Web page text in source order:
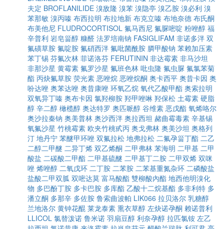
夫定 BROFLANILIDE 溴敌隆 溴苯 溴隐亭 溴乙胺 溴必利 溴
苯那敏 溴丙嗪 布西拉明 布拉地新 布克立嗪 布地奈德 布氏酮
布美他尼 FLUDROCORTISOL 氟马西尼 氟脲嘧啶 粉唑醇 福
辛普利 岩皂甾醇 糠醛 法罗培南钠 FASIGLIFAM 非诺多泮 双
氟磺草胺 氟啶胺 氟硝西泮 氟吡菌酰胺 膦甲酸钠 苯赖加压素
苯丁锡 芬氟次林 菲诺洛芬 FERUTININ 非达霉素 非马沙坦
非那沙星 黄霉素 氟罗沙星 氟班色林 吡虫隆 氟虫脲 氟氯苯菊
酯 丙炔氟草胺 荧光素 恶唑烷 恶唑烷酮 奥卡西平 奥昔卡因 奥
吩达唑 奥苯达唑 奥昔康唑 环氧乙烷 氧代乙酸甲酯 奥索拉明
双氧异丁嗪 奥布卡因 氯羟柳胺 羟甲唑啉 羟保松 土霉素 硬脂
醇 辛二醇 橄榄醇 奥达特罗 奥匹哌醇 谷维素 恶戊酯 氧烯咯尔
奥沙拉秦钠 奥美普林 奥沙西泮 奥拉西坦 赭曲霉毒素 辛基锡
氧氟沙星 竹桃霉素 欧夹竹桃甙丙 奥戈弗林 奥美沙坦 奥格列
汀 地丹宁 苯醚甲环唑 双氟拉松 地弗拉松 二氟孕甾丁酯 二乙
二醇二甲醚 二异丁烯 双乙烯酮 二甲弗林 苯海明 二甲基 二甲
酸盐 二碳酸二甲酯 二甲基硫醚 二甲基丁二胺 二甲双烯 双咪
唑 烯唑醇 二氧戊环 二丁胺 二苯胺 二苯基重氮杂环 二磷酸盐
盐酸二甲双胍 双嘧达莫 富马酸酯 雙柳酸內酯 地西他明溴化
物 多巴酚丁胺 多卡巴胺 多库酯 乙酸十二烷基酯 多非利特 多
潘立酮 多那辛 多佐胺 鲁索曲波帕 LIK066 拉贝洛尔 乳糖醇
兰地洛尔 黄钟花醌 莱龙泰素 熏衣草醇 左炔诺孕酮 赖诺普利
LLICOL 氯替泼诺 鲁米诺 羽扇豆醇 利奈孕醇 拉匹氯铵 左乙